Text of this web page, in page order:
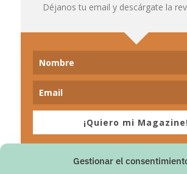
Gestionar el
Déjanos tu email y descárgate la
¡Quiero mi Magazine!